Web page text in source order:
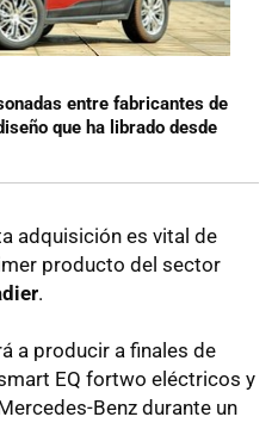
entre fabricantes de
que ha librado desde
adquisición es vital de
producto del sector
.
a producir a finales de
EQ fortwo eléctricos y
Benz durante un